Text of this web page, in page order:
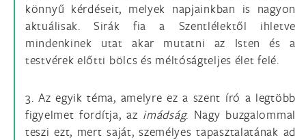
könnyű kérdéseit, melyek napjainkban is nagyon
aktuálisak. Sirák fia a Szentlélektől ihletve
mindenkinek utat akar mutatni az Isten és a
testvérek előtti bölcs és méltóságteljes élet felé.
3. Az egyik téma, amelyre ez a szent író a legtöbb
figyelmet fordítja, az imádság. Nagy buzgalommal
teszi ezt, mert saját, személyes tapasztalatának ad